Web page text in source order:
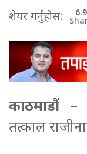
शेयर गर्नुहोस:
काठमाडौं –
तत्काल